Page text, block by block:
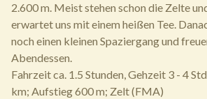
2.600 m. Meist stehen schon die Zelte
erwartet uns mit einem heißen Tee.
noch einen kleinen Spaziergang und
Abendessen.
Fahrzeit ca. 1.5 Stunden, Gehzeit 3 - 4
km; Aufstieg 600 m; Zelt (FMA)